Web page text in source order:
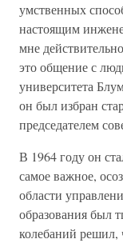
умственных
настоящим
мне
это общение с
университета
он был избран
председателем
В 1964 году он
самое важное,
области
образования был
колебаний решил,